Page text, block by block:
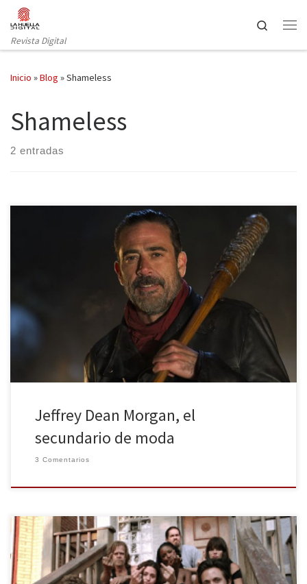
Saltar al contenido
Revista Digital
Search
Inicio »Blog »Shameless
Shameless
2 entradas
Antes de que se desvele el próximo lunes 24 de octubre, quien
será la víctima de Lucille y Negan termine de entrar por la puerta
grande en el universo televisivo, vamos a recordar de donde nos
suena su cara. El actor que lo interpreta es Jeffrey Dean Morgan y
puede […]
Jeffrey Dean Morgan, el
secundario de moda
3 Comentarios
Hay series que una vez vistas no dejan indiferente a nadie, y no